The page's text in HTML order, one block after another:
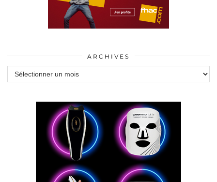
ARCHIVES
Archives